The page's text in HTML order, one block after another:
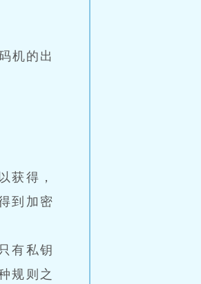
机的出
获得，
到加密
有私钥
规则之